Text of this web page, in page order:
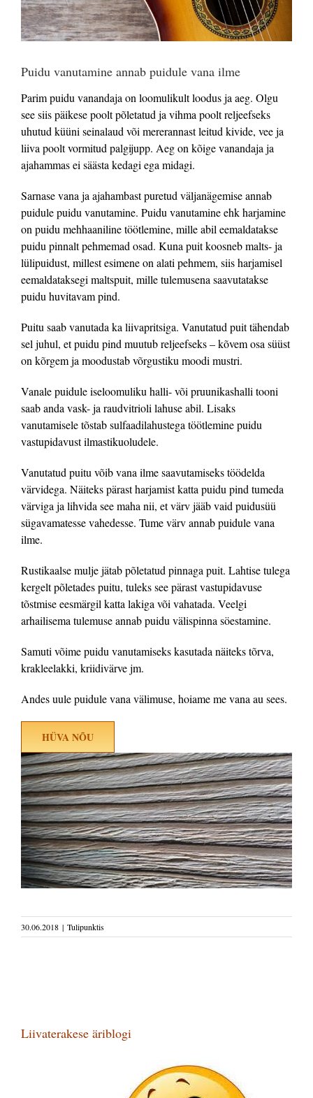
Puidu vanutamine annab puidule vana ilme
Parim puidu vanandaja on loomulikult loodus ja aeg. Olgu
see siis päikese poolt põletatud ja vihma poolt reljeefseks
uhutud küüni seinalaud või mererannast leitud kivide, vee ja
liiva poolt vormitud palgijupp. Aeg on kõige vanandaja ja
ajahammas ei säästa kedagi ega midagi.
Sarnase vana ja ajahambast puretud väljanägemise annab
puidule puidu vanutamine. Puidu vanutamine ehk harjamine
on puidu mehhaaniline töötlemine, mille abil eemaldatakse
puidu pinnalt pehmemad osad. Kuna puit koosneb malts- ja
lülipuidust, millest esimene on alati pehmem, siis harjamisel
eemaldataksegi maltspuit, mille tulemusena saavutatakse
puidu huvitavam pind.
Puitu saab vanutada ka liivapritsiga. Vanutatud puit tähendab
sel juhul, et puidu pind muutub reljeefseks – kõvem osa süüst
on kõrgem ja moodustab võrgustiku moodi mustri.
Vanale puidule iseloomuliku halli- või pruunikashalli tooni
saab anda vask- ja raudvitrioli lahuse abil. Lisaks
vanutamisele tõstab sulfaadilahustega töötlemine puidu
vastupidavust ilmastikuoludele.
Vanutatud puitu võib vana ilme saavutamiseks töödelda
värvidega. Näiteks pärast harjamist katta puidu pind tumeda
värviga ja lihvida see maha nii, et värv jääb vaid puidusüü
sügavamatesse vahedesse. Tume värv annab puidule vana
ilme.
Rustikaalse mulje jätab põletatud pinnaga puit. Lahtise tulega
kergelt põletades puitu, tuleks see pärast vastupidavuse
tõstmise eesmärgil katta lakiga või vahatada. Veelgi
arhailisema tulemuse annab puidu välispinna söestamine.
Samuti võime puidu vanutamiseks kasutada näiteks tõrva,
krakleelakki, kriidivärve jm.
Andes uule puidule vana välimuse, hoiame me vana au sees.
HÜVA NÕU
30.06.2018 | Tulipunktis
Liivaterakese äriblogi